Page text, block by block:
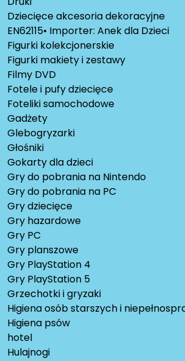
Dziecięce akcesoria dekoracyjne
EN62115• Importer: Anek dla Dzieci
Figurki kolekcjonerskie
Figurki makiety i zestawy
Filmy DVD
Fotele i pufy dziecięce
Foteliki samochodowe
Gadżety
Glebogryzarki
Głośniki
Gokarty dla dzieci
Gry do pobrania na Nintendo
Gry do pobrania na PC
Gry dziecięce
Gry hazardowe
Gry PC
Gry planszowe
Gry PlayStation 4
Gry PlayStation 5
Grzechotki i gryzaki
Higiena osób starszych i
Higiena psów
hotel
Hulajnogi